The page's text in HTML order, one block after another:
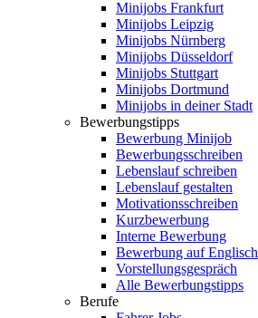
Minijobs Frankfurt
Minijobs Leipzig
Minijobs Nürnberg
Minijobs Düsseldorf
Minijobs Stuttgart
Minijobs Dortmund
Minijobs in deiner Stadt
Bewerbungstipps
Bewerbung Minijob
Bewerbungsschreiben
Lebenslauf schreiben
Lebenslauf gestalten
Motivationsschreiben
Kurzbewerbung
Interne Bewerbung
Bewerbung auf Englisch
Vorstellungsgespräch
Alle Bewerbungstipps
Berufe